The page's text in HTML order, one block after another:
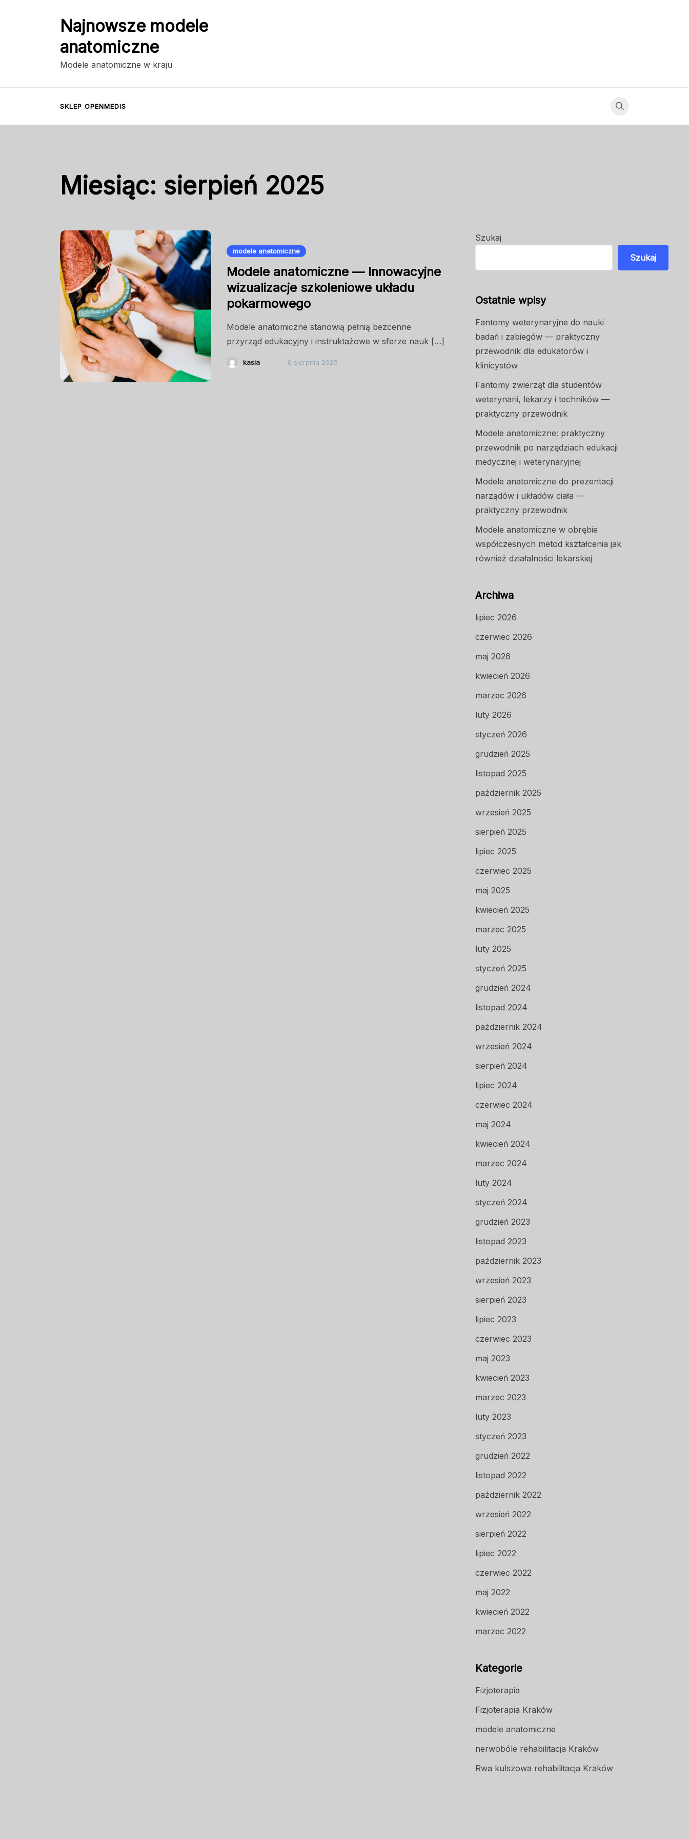
Najnowsze modele
anatomiczne
Modele anatomiczne w kraju
SKLEP OPENMEDIS
Miesiąc: sierpień 2025
modele anatomiczne
Modele anatomiczne — Innowacyjne
wizualizacje szkoleniowe układu
pokarmowego
Modele anatomiczne stanowią pełnią bezcenne
przyrząd edukacyjny i instruktażowe w sferze nauk […]
kasia 6 sierpnia 2025
Szukaj
Szukaj
Ostatnie wpisy
Fantomy weterynaryjne do nauki
badań i zabiegów — praktyczny
przewodnik dla edukatorów i
klinicystów
Fantomy zwierząt dla studentów
weterynarii, lekarzy i techników —
praktyczny przewodnik
Modele anatomiczne: praktyczny
przewodnik po narzędziach edukacji
medycznej i weterynaryjnej
Modele anatomiczne do prezentacji
narządów i układów ciała —
praktyczny przewodnik
Modele anatomiczne w obrębie
współczesnych metod kształcenia jak
również działalności lekarskiej
Archiwa
lipiec 2026
czerwiec 2026
maj 2026
kwiecień 2026
marzec 2026
luty 2026
styczeń 2026
grudzień 2025
listopad 2025
październik 2025
wrzesień 2025
sierpień 2025
lipiec 2025
czerwiec 2025
maj 2025
kwiecień 2025
marzec 2025
luty 2025
styczeń 2025
grudzień 2024
listopad 2024
październik 2024
wrzesień 2024
sierpień 2024
lipiec 2024
czerwiec 2024
maj 2024
kwiecień 2024
marzec 2024
luty 2024
styczeń 2024
grudzień 2023
listopad 2023
październik 2023
wrzesień 2023
sierpień 2023
lipiec 2023
czerwiec 2023
maj 2023
kwiecień 2023
marzec 2023
luty 2023
styczeń 2023
grudzień 2022
listopad 2022
październik 2022
wrzesień 2022
sierpień 2022
lipiec 2022
czerwiec 2022
maj 2022
kwiecień 2022
marzec 2022
Kategorie
Fizjoterapia
Fizjoterapia Kraków
modele anatomiczne
nerwobóle rehabilitacja Kraków
Rwa kulszowa rehabilitacja Kraków